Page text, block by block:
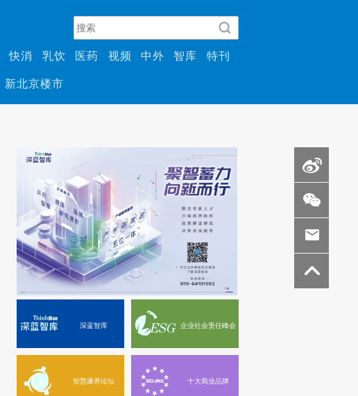
快消 乳饮 医药 视频 中外 智库 特刊
新北京楼市
深蓝智库 企业社会责任峰会
智慧康养论坛 十大商业品牌